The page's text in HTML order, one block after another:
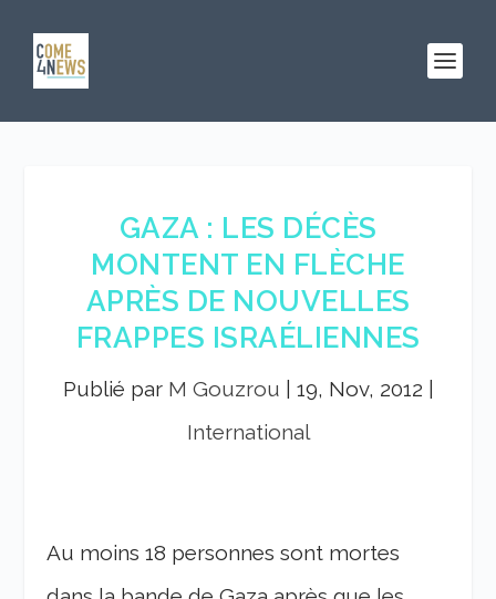
GAZA : LES DÉCÈS
MONTENT EN FLÈCHE
APRÈS DE NOUVELLES
FRAPPES ISRAÉLIENNES
Publié par M Gouzrou 19, Nov, 2012
International
Au moins 18 personnes sont mortes